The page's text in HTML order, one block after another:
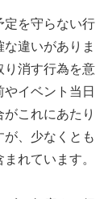
定を守らない行
違いがありま
り消す行為を意
イベント当日
これにあたり
が、少なくとも
れています。